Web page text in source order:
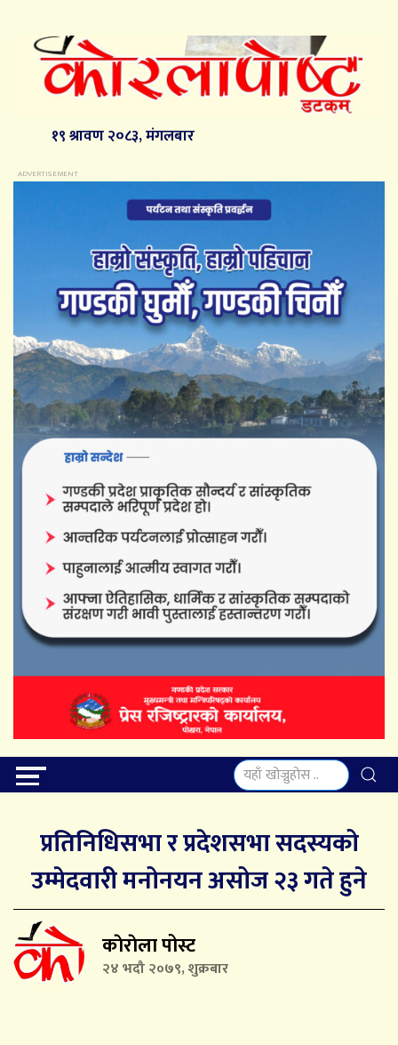
१९ श्रावण २०८३, मंगलबार
प्रतिनिधिसभा र प्रदेशसभा सदस्यको
उम्मेदवारी मनोनयन असोज २३ गते हुने
काेराेला पोस्ट
२४ भदौ २०७९, शुक्रबार